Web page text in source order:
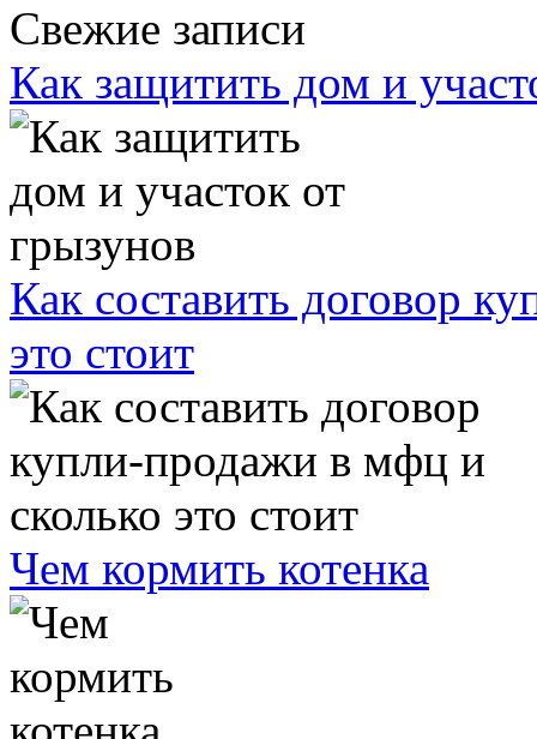
Свежие записи
Как защитить дом и
Как составить договор
это стоит
Чем кормить котенка